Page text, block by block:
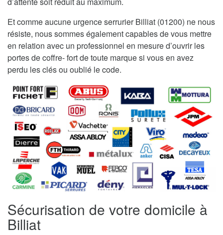
Et comme aucune urgence serrurier Billiat (01200) ne nous
résiste, nous sommes également capables de vous mettre
en relation avec un professionnel en mesure d’ouvrir les
portes de coffre- fort de toute marque si vous en avez
perdu les clés ou oublié le code.
Sécurisation de votre domicile à
Billiat